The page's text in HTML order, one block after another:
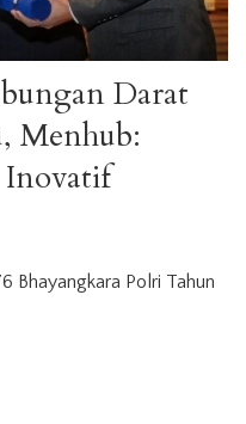
Darat
Menhub:
Inovatif